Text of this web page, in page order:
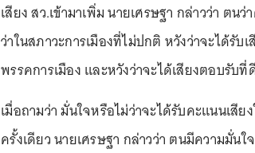
เสียง สว.เข้ามาเพิ่ม นายเศรษฐา กล่าวว่า ตน
ว่าในสภาวะการเมืองที่ไม่ปกติ หวังว่าจะได้รั
พรรคการเมือง และหวังว่าจะได้เสียงตอบรับที่
เมื่อถามว่า มั่นใจหรือไม่ว่าจะได้รับคะแนนเสีย
ครั้งเดียว นายเศรษฐา กล่าวว่า ตนมีความมั่น